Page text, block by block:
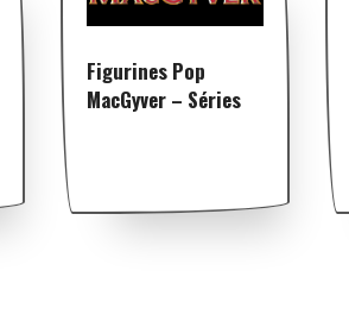
Figurines Pop
MacGyver – Séries